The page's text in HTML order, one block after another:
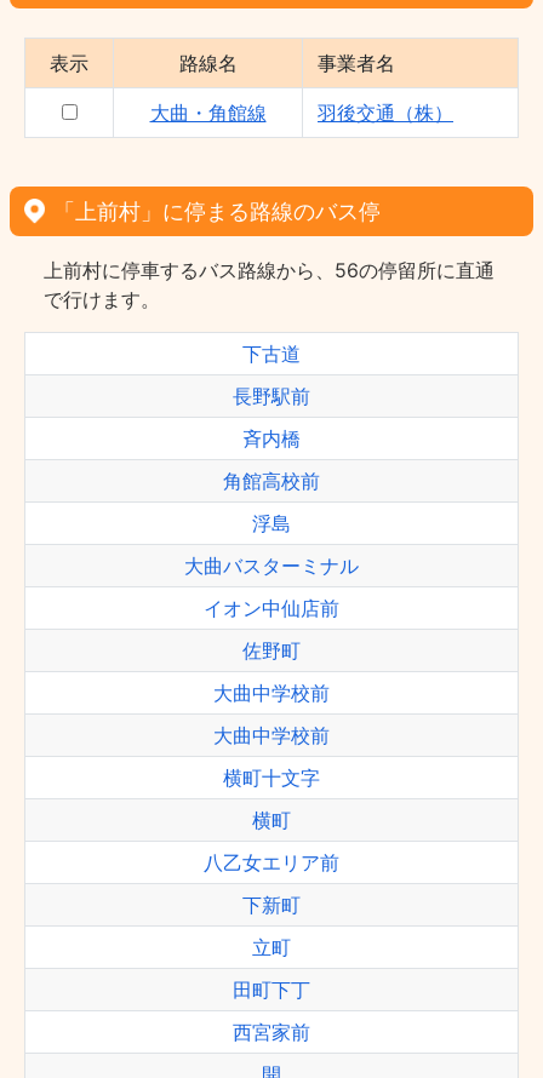
表示 路線名 事業者名
大曲・角館線 羽後交通（株）
「上前村」に停まる路線のバス停
上前村に停車するバス路線から、56の停留所に直通
で行けます。
下古道
長野駅前
斉内橋
角館高校前
浮島
大曲バスターミナル
イオン中仙店前
佐野町
大曲中学校前
大曲中学校前
横町十文字
横町
八乙女エリア前
下新町
立町
田町下丁
西宮家前